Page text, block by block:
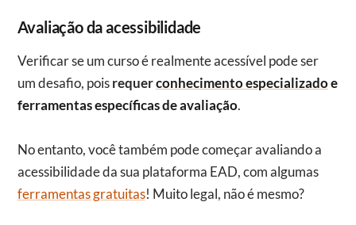
Avaliação da acessibilidade
Verificar se um curso é realmente acessível pode ser
um desafio, poisrequerconhecimento especializadoe
ferramentas específicas de avaliação.
No entanto, você também pode começar avaliando a
acessibilidade da sua plataforma EAD, com algumas
ferramentas gratuitas! Muito legal, não é mesmo?